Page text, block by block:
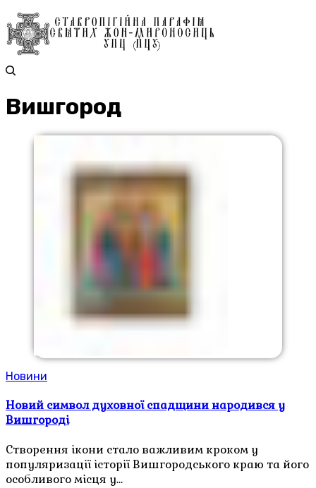
Вишгород
Новини
Новий символ духовної спадщини народився у
Вишгороді
Створення ікони стало важливим кроком у
популяризації історії Вишгородського краю та його
особливого місця у…